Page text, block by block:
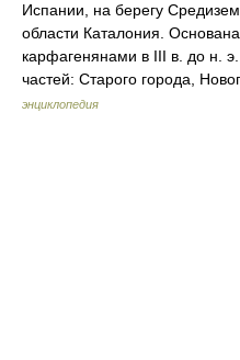
Испании, на берегу
области Каталония.
карфагенянами в III в. до н.
частей: Старого города,
энциклопедия